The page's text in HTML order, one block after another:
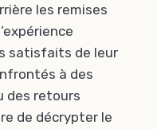
les remises
satisfaits de leur
à des
des retours
de décrypter le